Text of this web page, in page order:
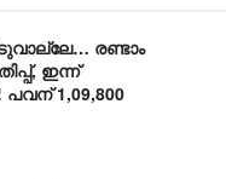
രണ്ടാം
ഇന്ന്
1,09,800